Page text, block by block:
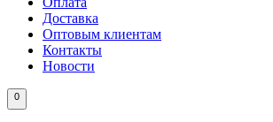
Доставка
Оптовым клиентам
Контакты
Новости
0